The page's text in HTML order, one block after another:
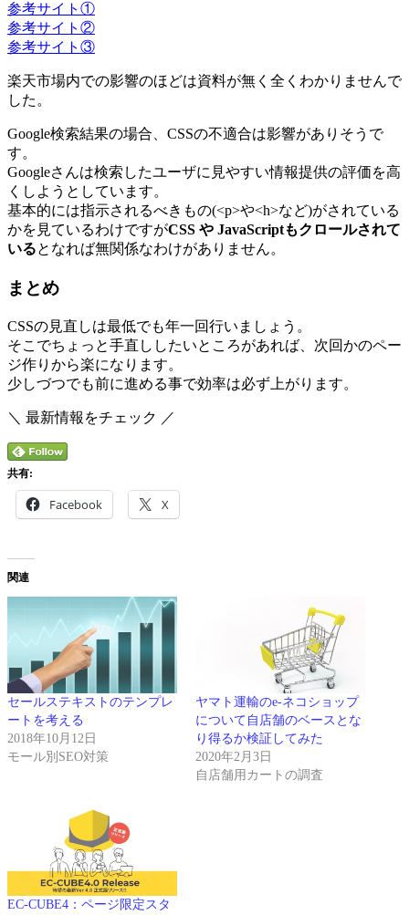
参考サイト①
参考サイト②
参考サイト③
楽天市場内での影響のほどは資料が無く全くわかりませんで
した。
Google検索結果の場合、CSSの不適合は影響がありそうで
す。
Googleさんは検索したユーザに見やすい情報提供の評価を高
くしようとしています。
基本的には指示されるべきもの(<p>や<h>など)がされている
かを見ているわけですがCSS や JavaScriptもクロールされて
いるとなれば無関係なわけがありません。
まとめ
CSSの見直しは最低でも年一回行いましょう。
そこでちょっと手直ししたいところがあれば、次回かのペー
ジ作りから楽になります。
少しづつでも前に進める事で効率は必ず上がります。
＼ 最新情報をチェック ／
共有:
Facebook X
関連
セールステキストのテンプレ
ートを考える
2018年10月12日
モール別SEO対策
ヤマト運輸のe-ネコショップ
について自店舗のベースとな
り得るか検証してみた
2020年2月3日
自店舗用カートの調査
EC-CUBE4：ページ限定スタ